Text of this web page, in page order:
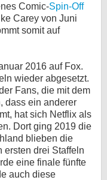
Comic-Spin-Off
Carey von Juni
somit auf
2016 auf Fox.
wieder abgesetzt.
Fans, die mit dem
dass ein anderer
hat sich Netflix als
Dort ging 2019 die
blieben die
ersten drei Staffeln
eine finale fünfte
auch diese